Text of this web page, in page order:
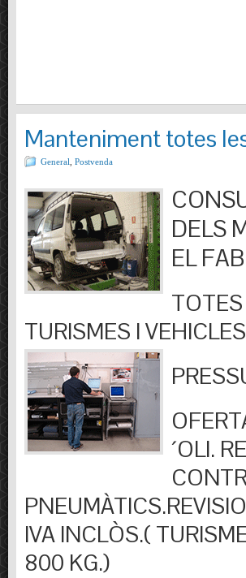
Manteniment totes
General Postvenda
DELS
EL
TURISMES I
´OLI.
IVA INCLÒS.(
800 KG.)